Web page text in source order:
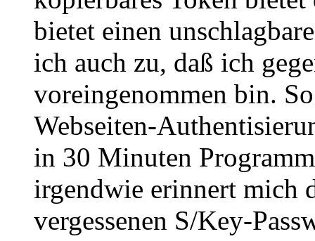
bietet einen
ich auch zu, daß ich
voreingenommen bin.
Webseiten-
in 30 Minuten
irgendwie erinnert mich
vergessenen S/Key-